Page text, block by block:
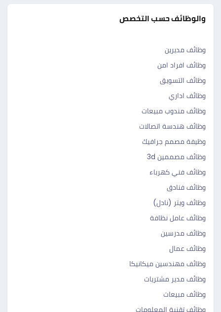
والوظائف حسب التخصص
وظائف مديرين
وظائف افراد امن
وظائف التسويق
وظائف اداري
وظائف مندوب مبيعات
وظائف هندسة اتصالات
وظيفة مصمم جرافيك
وظائف مصممين 3d
وظائف فني كهرباء
وظائف فنادق
وظائف ويتر (نادل)
وظائف عامل نظافة
وظائف مدرسين
وظائف عمال
وظائف مهندسين ميكانيكا
وظائف مدير مشتريات
وظائف مبيعات
وظائف تقنية المعلومات